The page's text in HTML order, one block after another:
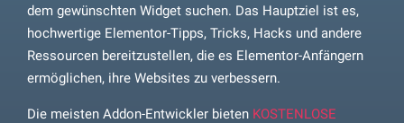
dem gewünschten Widget suchen. Das Hauptziel ist es,
hochwertige Elementor-Tipps, Tricks, Hacks und andere
Ressourcen bereitzustellen, die es Elementor-Anfängern
ermöglichen, ihre Websites zu verbessern.
Die meisten Addon-Entwickler bieten KOSTENLOSE